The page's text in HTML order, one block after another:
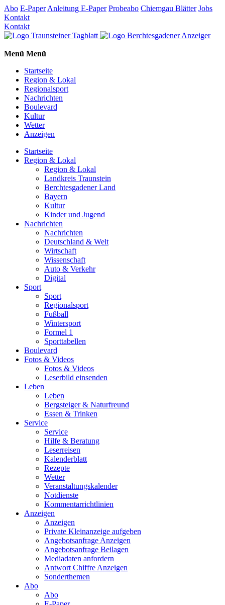
Abo E-Paper Anleitung E-Paper Probeabo Chiemgau Blätter Jobs
Kontakt
Kontakt
Menü Menü
Startseite
Region & Lokal
Regionalsport
Nachrichten
Boulevard
Kultur
Wetter
Anzeigen
Startseite
Region & Lokal
Region & Lokal
Landkreis Traunstein
Berchtesgadener Land
Bayern
Kultur
Kinder und Jugend
Nachrichten
Nachrichten
Deutschland & Welt
Wirtschaft
Wissenschaft
Auto & Verkehr
Digital
Sport
Sport
Regionalsport
Fußball
Wintersport
Formel 1
Sporttabellen
Boulevard
Fotos & Videos
Fotos & Videos
Leserbild einsenden
Leben
Leben
Bergsteiger & Naturfreund
Essen & Trinken
Service
Service
Hilfe & Beratung
Leserreisen
Kalenderblatt
Rezepte
Wetter
Veranstaltungskalender
Notdienste
Kommentarrichtlinien
Anzeigen
Anzeigen
Private Kleinanzeige aufgeben
Angebotsanfrage Anzeigen
Angebotsanfrage Beilagen
Mediadaten anfordern
Antwort Chiffre Anzeigen
Sonderthemen
Abo
Abo